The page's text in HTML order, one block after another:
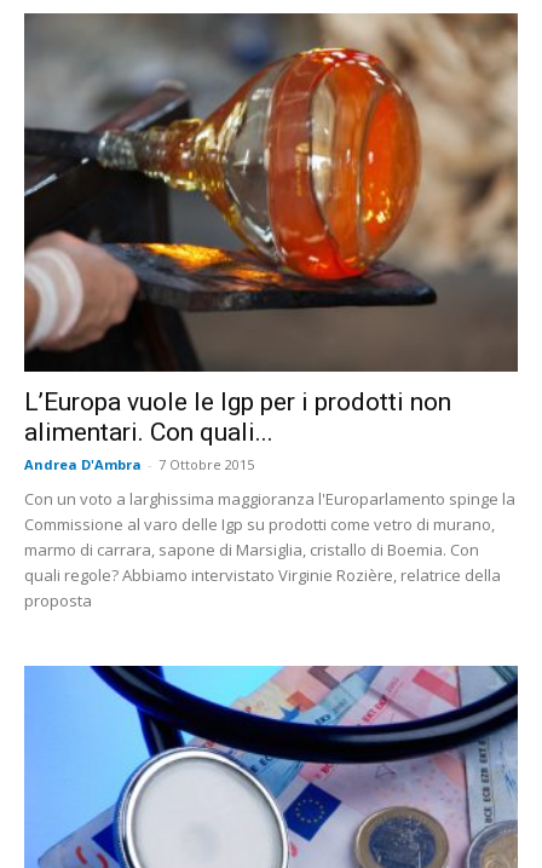
L’Europa vuole le Igp per i prodotti non
alimentari. Con quali...
Andrea D'Ambra - 7 Ottobre 2015
Con un voto a larghissima maggioranza l'Europarlamento spinge la
Commissione al varo delle Igp su prodotti come vetro di murano,
marmo di carrara, sapone di Marsiglia, cristallo di Boemia. Con
quali regole? Abbiamo intervistato Virginie Rozière, relatrice della
proposta